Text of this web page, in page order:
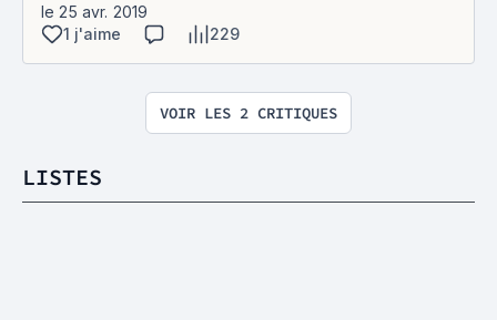
le 25 avr. 2019
1 j'aime
229
VOIR LES 2 CRITIQUES
LISTES